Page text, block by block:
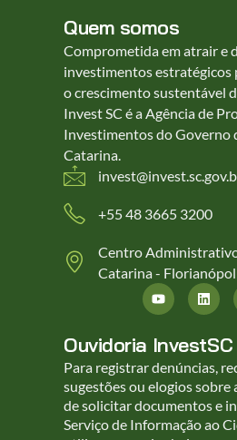
Quem somos
Comprometida em atrair e
investimentos estratégicos
o crescimento sustentável
Invest SC é a Agência de
Investimentos do Governo
Catarina.
+55 48 3665 3200
Centro
Catarina -
Ouvidoria InvestSC
Para registrar denúncias,
sugestões ou elogios sobre
de solicitar documentos e
Serviço de Informação ao